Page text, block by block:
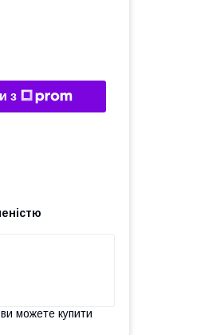
з
можете купити